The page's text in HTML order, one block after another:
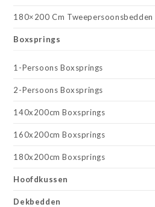
180×200 Cm Tweepersoonsbedden
Boxsprings
1-Persoons Boxsprings
2-Persoons Boxsprings
140x200cm Boxsprings
160x200cm Boxsprings
180x200cm Boxsprings
Hoofdkussen
Dekbedden